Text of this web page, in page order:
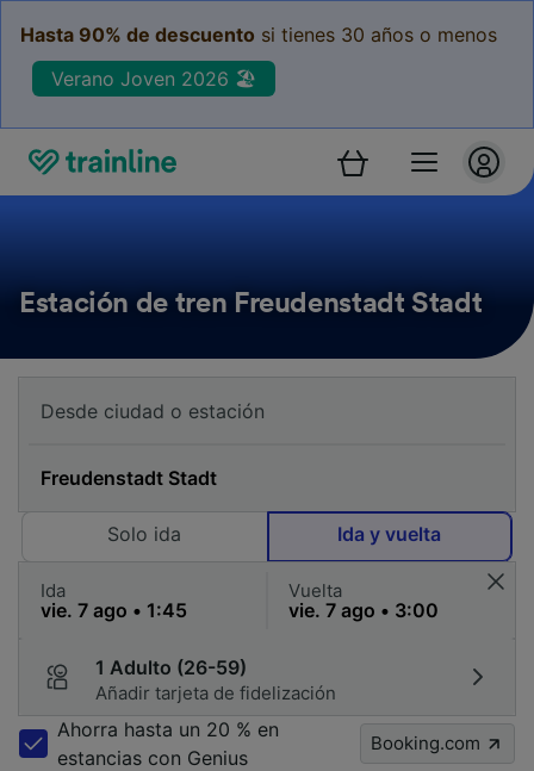
Hasta 90% de descuento si tienes 30 años o menos
Verano Joven 2026 🏖️
Estación de tren Freudenstadt Stadt
Solo ida Ida y vuelta
Ida Vuelta
1 Adulto (26-59)
Añadir tarjeta de fidelización
Ahorra hasta un 20 % en
estancias con Genius
Booking.com